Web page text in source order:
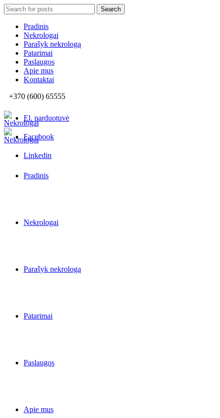
Search
for:
Search
Pradinis
Nekrologai
Parašyk nekrologą
Patarimai
Paslaugos
Apie mus
Kontaktai
+370 (600) 65555
El. parduotuvė
Facebook
Linkedin
Pradinis
Nekrologai
Parašyk nekrologą
Patarimai
Paslaugos
Apie mus